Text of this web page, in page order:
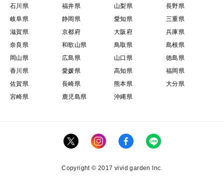
石川県
福井県 山梨県
長野県
岐阜県
静岡県 愛知県
三重県
滋賀県
京都府 大阪府
兵庫県
奈良県
和歌山県 鳥取県
島根県
岡山県
広島県 山口県
徳島県
香川県
愛媛県 高知県
福岡県
佐賀県
長崎県 熊本県
大分県
宮崎県
鹿児島県 沖縄県
Copyright © 2017 vivid garden Inc.